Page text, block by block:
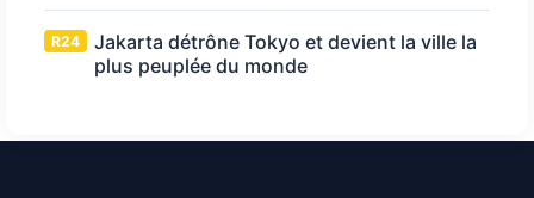
R24
Jakarta détrône Tokyo et devient la ville la
plus peuplée du monde